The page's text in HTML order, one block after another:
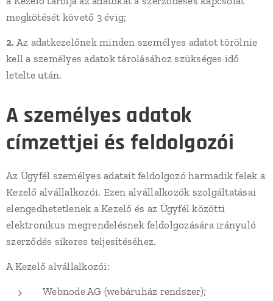
megkötését követő 3 évig;
2. Az adatkezelőnek minden személyes adatot törölnie
kell a személyes adatok tárolásához szükséges idő
letelte után.
A személyes adatok
címzettjei és feldolgozói
Az Ügyfél személyes adatait feldolgozó harmadik felek a
Kezelő alvállalkozói. Ezen alvállalkozók szolgáltatásai
elengedhetetlenek a Kezelő és az Ügyfél közötti
elektronikus megrendelésnek feldolgozására irányuló
szerződés sikeres teljesítéséhez.
A Kezelő alvállalkozói:
Webnode AG (webáruház rendszer);